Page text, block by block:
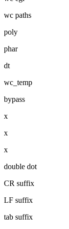
wc paths
poly
phar
dt
wc_temp
bypass
x
x
x
double dot
CR suffix
LF suffix
tab suffix